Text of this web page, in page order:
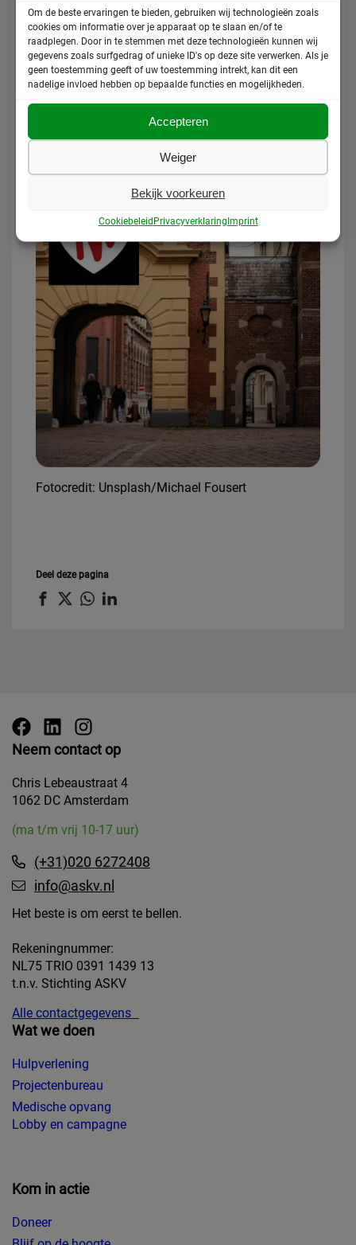
Om de beste ervaringen te bieden, gebruiken wij technologieën zoals
cookies om informatie over je apparaat op te slaan en/of te
raadplegen. Door in te stemmen met deze technologieën kunnen wij
gegevens zoals surfgedrag of unieke ID's op deze site verwerken. Als je
geen toestemming geeft of uw toestemming intrekt, kan dit een
nadelige invloed hebben op bepaalde functies en mogelijkheden.
Accepteren
Weiger
Bekijk voorkeuren
CookiebeleidPrivacyverklaringImprint
kiesvoorongedocumenteerden.nl Hier vind je ook
video’s met verhalen van ongedocumenteerde
mensen. Vanaf deze site kun je zelf een brief te
sturen aan een politieke partij naar keuze.
Vandaag op 26 oktober organiseren we met de 25
andere ngo’s in Nieuwspoort in Den Haag een
bijeenkomst waarin we de politieke partijen waarin
we onze speerpunten verder toe zullen lichten.
Houd ook onze socials in de gaten!
Fotocredit: Unsplash/Michael Fousert
Deel deze pagina
Neem contact op
Chris Lebeaustraat 4
1062 DC Amsterdam
(ma t/m vrij 10-17 uur)
(+31)020 6272408
info@askv.nl
Het beste is om eerst te bellen.
Rekeningnummer:
NL75 TRIO 0391 1439 13
t.n.v. Stichting ASKV
Alle contactgegevens
Wat we doen
Hulpverlening
Projectenbureau
Medische opvang
Lobby en campagne
Kom in actie
Doneer